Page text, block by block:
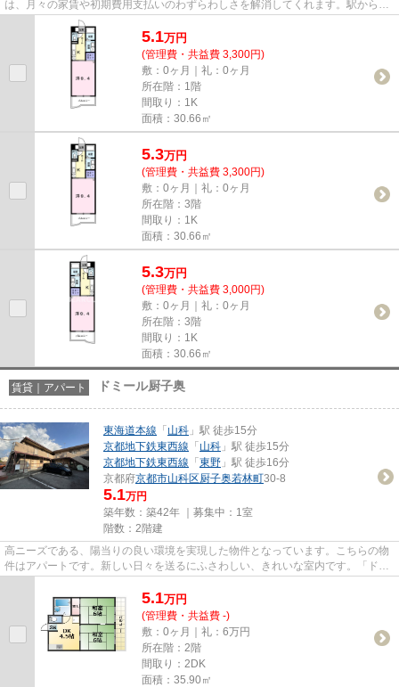
は、月々の家賃や初期費用支払いのわずらわしさを解消してくれます。駅から徒
歩5分というアクセス良好な駅...
5.1万円
(管理費・共益費 3,300円)
敷：0ヶ月｜礼：0ヶ月
所在階：1階
間取り：1K
面積：30.66㎡
5.3万円
(管理費・共益費 3,300円)
敷：0ヶ月｜礼：0ヶ月
所在階：3階
間取り：1K
面積：30.66㎡
5.3万円
(管理費・共益費 3,000円)
敷：0ヶ月｜礼：0ヶ月
所在階：3階
間取り：1K
面積：30.66㎡
賃貸｜アパート ドミール厨子奥
東海道本線 「 山科 」駅 徒歩15分
京都地下鉄東西線 「 山科 」駅 徒歩15分
京都地下鉄東西線 「 東野 」駅 徒歩16分
京都府京都市山科区厨子奥若林町30-8
5.1万円
築年数：築42年 ｜募集中： 1室
階数：2階建
高ニーズである、陽当りの良い環境を実現した物件となっています。こちらの物
件はアパートです。新しい日々を送るにふさわしい、きれいな室内です。「ドミ
5.1万円
(管理費・共益費 -)
敷：0ヶ月｜礼：6万円
所在階：2階
間取り：2DK
面積：35.90㎡